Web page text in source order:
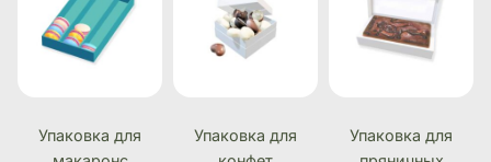
Упаковка для
Упаковка для
Упаковка для